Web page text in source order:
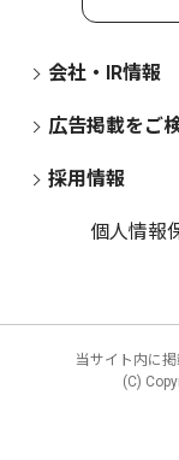
会社・IR情報
広告掲載をご
採用情報
個人情報
当サイト内に
(C)